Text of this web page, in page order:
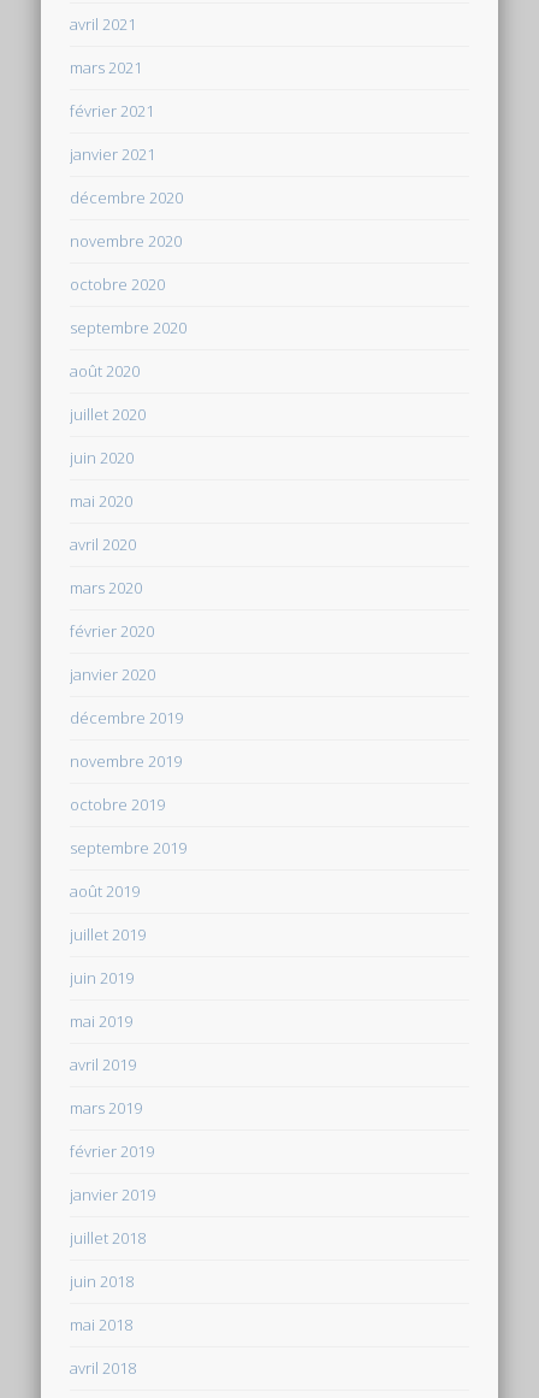
avril 2021
mars 2021
février 2021
janvier 2021
décembre 2020
novembre 2020
octobre 2020
septembre 2020
août 2020
juillet 2020
juin 2020
mai 2020
avril 2020
mars 2020
février 2020
janvier 2020
décembre 2019
novembre 2019
octobre 2019
septembre 2019
août 2019
juillet 2019
juin 2019
mai 2019
avril 2019
mars 2019
février 2019
janvier 2019
juillet 2018
juin 2018
mai 2018
avril 2018